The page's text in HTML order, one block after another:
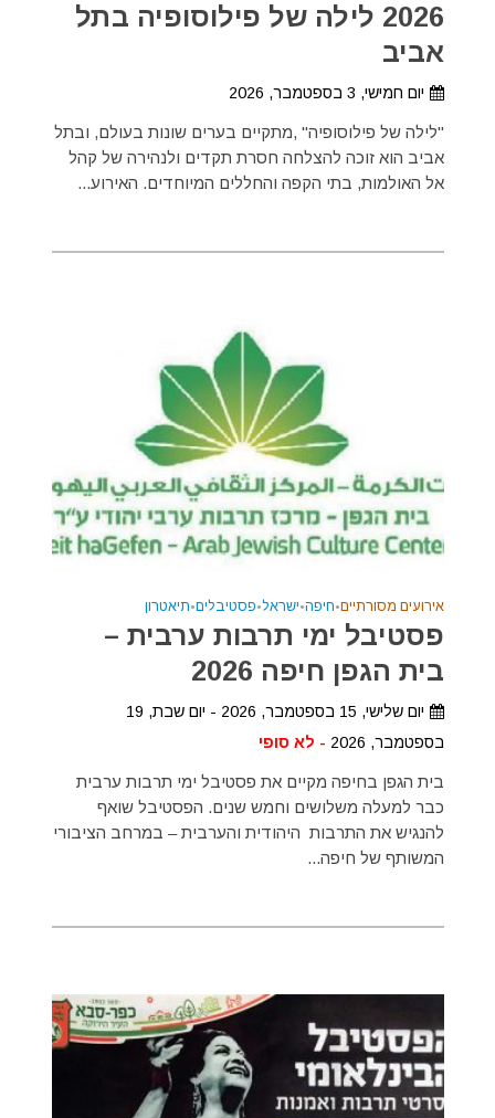
2026 לילה של פילוסופיה בתל
אביב
יום חמישי, 3 בספטמבר, 2026
"לילה של פילוסופיה" ,מתקיים בערים שונות בעולם, ובתל
אביב הוא זוכה להצלחה חסרת תקדים ולנהירה של קהל
אל האולמות, בתי הקפה והחללים המיוחדים. האירוע...
אירועים מסורתיים•חיפה•ישראל•פסטיבלים•תיאטרון
פסטיבל ימי תרבות ערבית –
בית הגפן חיפה 2026
יום שלישי, 15 בספטמבר, 2026 - יום שבת, 19
בספטמבר, 2026
- לא סופי
בית הגפן בחיפה מקיים את פסטיבל ימי תרבות ערבית
כבר למעלה משלושים וחמש שנים. הפסטיבל שואף
להנגיש את התרבות היהודית והערבית – במרחב הציבורי
המשותף של חיפה...